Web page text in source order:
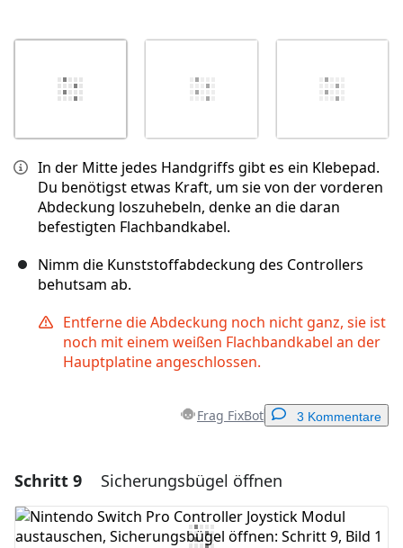
In der Mitte jedes Handgriffs gibt es ein Klebepad.
Du benötigst etwas Kraft, um sie von der vorderen
Abdeckung loszuhebeln, denke an die daran
befestigten Flachbandkabel.
Nimm die Kunststoffabdeckung des Controllers
behutsam ab.
Entferne die Abdeckung noch nicht ganz, sie ist
noch mit einem weißen Flachbandkabel an der
Hauptplatine angeschlossen.
Frag FixBot 3 Kommentare
Einen Kommentar hinzufügen
Kommentar hinzufügen
Schritt 9 Sicherungsbügel öffnen